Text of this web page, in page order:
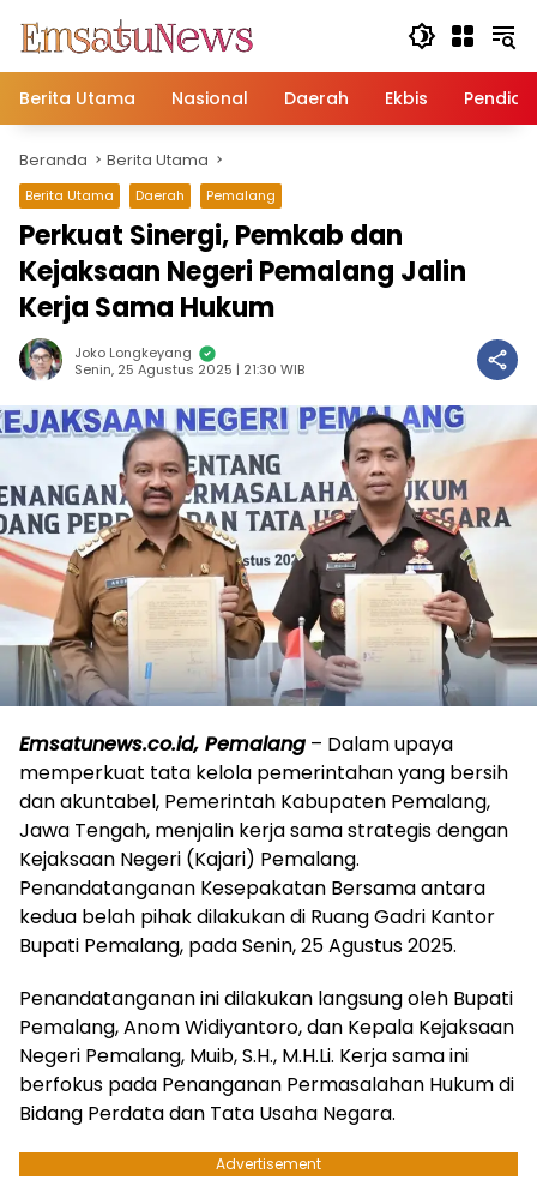
konten
Berita Utama
Nasional Daerah Ekbis
Beranda Berita Utama
Berita Utama Daerah Pemalang
Perkuat Sinergi, Pemkab dan
Kejaksaan Negeri Pemalang Jalin
Kerja Sama Hukum
Joko Longkeyang
Senin, 25 Agustus 2025 | 21:30 WIB
Emsatunews.co.id, Pemalang – Dalam upaya
memperkuat tata kelola pemerintahan yang bersih
dan akuntabel, Pemerintah Kabupaten Pemalang,
Jawa Tengah, menjalin kerja sama strategis dengan
Kejaksaan Negeri (Kajari) Pemalang.
Penandatanganan Kesepakatan Bersama antara
kedua belah pihak dilakukan di Ruang Gadri Kantor
Bupati Pemalang, pada Senin, 25 Agustus 2025.
Penandatanganan ini dilakukan langsung oleh Bupati
Pemalang, Anom Widiyantoro, dan Kepala Kejaksaan
Negeri Pemalang, Muib, S.H., M.H.Li. Kerja sama ini
berfokus pada Penanganan Permasalahan Hukum di
Bidang Perdata dan Tata Usaha Negara.
Advertisement